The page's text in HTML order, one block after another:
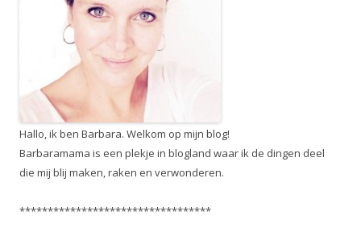
Hallo, ik ben Barbara. Welkom op mijn blog!
Barbaramama is een plekje in blogland waar ik de dingen deel
die mij blij maken, raken en verwonderen.
**********************************